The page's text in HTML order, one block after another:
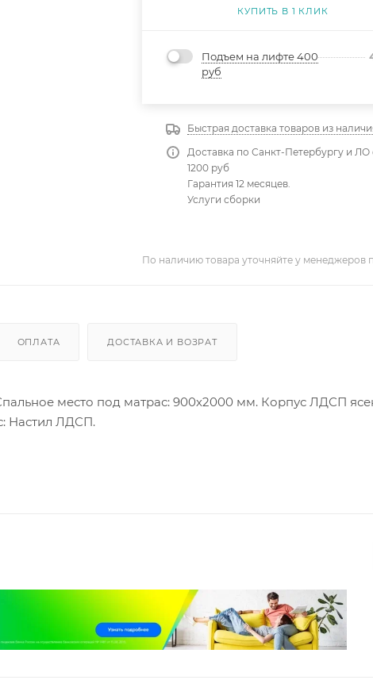
КУПИТЬ В 1 КЛИК
Подъем на лифте 400
руб
Быстрая доставка товаров из
Доставка по Санкт-Петербургу и ЛО
1200 руб
Гарантия 12 месяцев.
Услуги сборки
По наличию товара уточняйте у менеджеров
ОПЛАТА ДОСТАВКА И ВОЗРАТ
место под матрас: 900х2000 мм. Корпус ЛДСП
Настил ЛДСП.